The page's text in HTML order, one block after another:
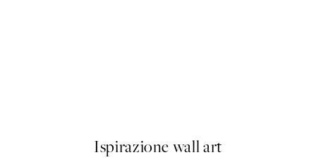
Ispirazione wall art